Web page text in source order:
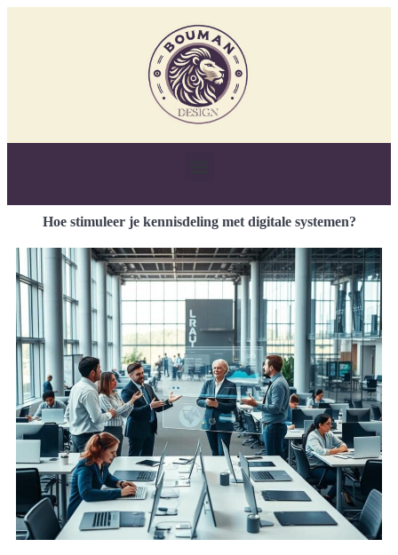
Hoe stimuleer je kennisdeling met digitale systemen?